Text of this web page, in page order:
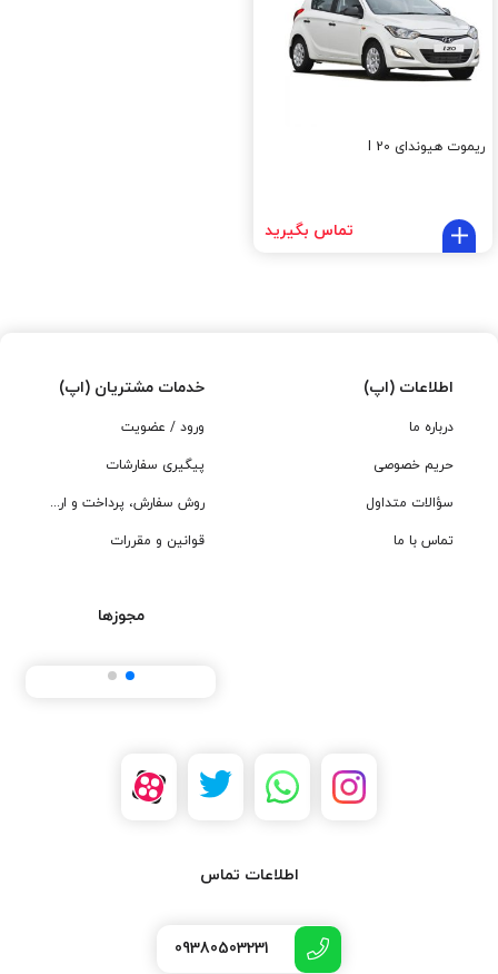
ریموت هیوندای I 20
تماس بگیرید
اطلاعات (اپ)
درباره ما
حریم خصوصی
سؤالات متداول
تماس با ما
خدمات مشتریان (اپ)
ورود / عضویت
پیگیری سفارشات
روش سفارش، پرداخت و ارسال
قوانین و مقررات
مجوزها
اطلاعات تماس
09380503231